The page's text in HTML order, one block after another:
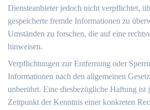
Diensteanbieter jedoch nicht verpflichtet,
gespeicherte fremde Informationen zu
Umständen zu forschen, die auf eine
hinweisen.
Verpflichtungen zur Entfernung oder
Informationen nach den allgemeinen
unberührt. Eine diesbezügliche Haftung ist
Zeitpunkt der Kenntnis einer konkreten